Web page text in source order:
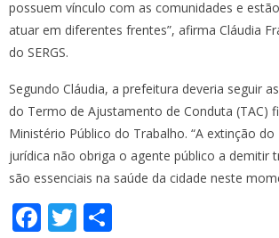
possuem vínculo com as comunidades e
atuar em diferentes frentes”, afirma Cláudia
do SERGS.
Segundo Cláudia, a prefeitura deveria seguir
do Termo de Ajustamento de Conduta (TAC)
Ministério Público do Trabalho. “A extinção
jurídica não obriga o agente público a demitir
são essenciais na saúde da cidade neste
F T